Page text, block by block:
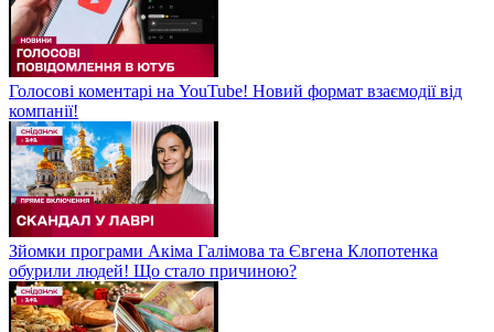
Голосові коментарі на YouTube! Новий формат взаємодії від
компанії!
Зйомки програми Акіма Галімова та Євгена Клопотенка
обурили людей! Що стало причиною?